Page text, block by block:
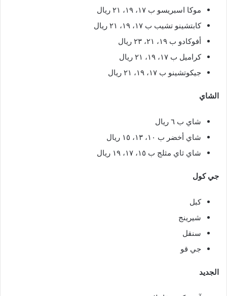
موكا اسبريسو ب ١٧، ١٩، ٢١ ريال
كابتشينو تشيب ب ١٧، ١٩، ٢١ ريال
أفوكادو ب ١٩، ٢١، ٢٣ ريال
كراميل ب ١٧، ١٩، ٢١ ريال
جيكوتشينو ب ١٧، ١٩، ٢١ ريال
الشاي
شاي ب ٦ ريال
شاي أخضر ب ١٠، ١٣، ١٥ ريال
شاي ثاي مثلج ب ١٥، ١٧، ١٩ ريال
جي كول
كبل
شيرينج
سنقل
جي قو
الجديد